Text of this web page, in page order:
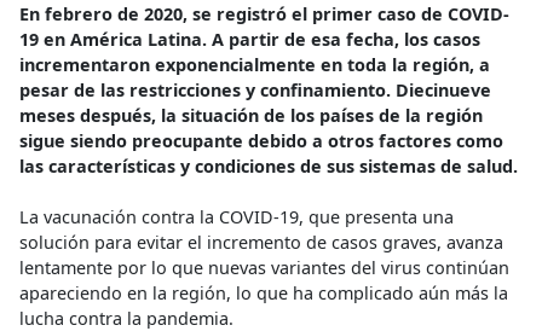
En febrero de 2020, se registró el primer caso de COVID-
19 en América Latina. A partir de esa fecha, los casos
incrementaron exponencialmente en toda la región, a
pesar de las restricciones y confinamiento. Diecinueve
meses después, la situación de los países de la región
sigue siendo preocupante debido a otros factores como
las características y condiciones de sus sistemas de salud.
La vacunación contra la COVID-19, que presenta una
solución para evitar el incremento de casos graves, avanza
lentamente por lo que nuevas variantes del virus continúan
apareciendo en la región, lo que ha complicado aún más la
lucha contra la pandemia.